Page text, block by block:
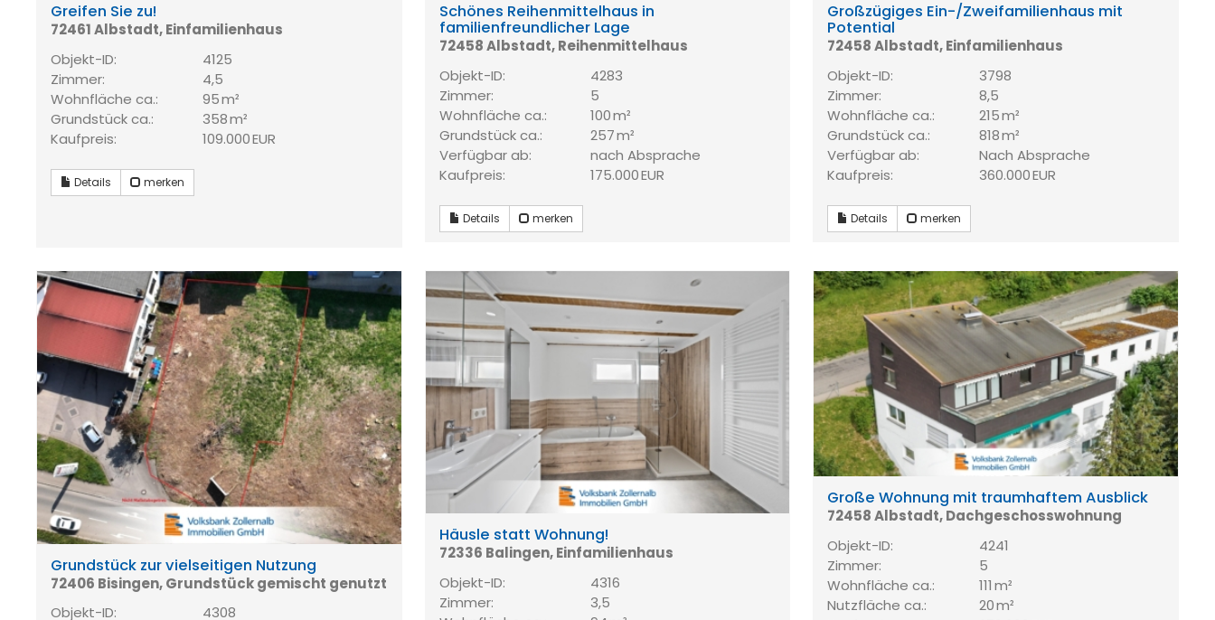
Greifen Sie zu!
72461 Albstadt, Einfamilienhaus
Objekt-ID:
4125
Zimmer:
4,5
Wohnfläche ca.:
95 m²
Grund­stück ca.:
358 m²
Kaufpreis:
109.000 EUR
Details merken
Schönes Reihenmittelhaus in
familienfreundlicher Lage
72458 Albstadt, Reihenmittelhaus
Objekt-ID:
4283
Zimmer:
5
Wohnfläche ca.:
100 m²
Grund­stück ca.:
257 m²
Verfügbar ab:
nach Absprache
Kaufpreis:
175.000 EUR
Details merken
Großzügiges Ein-/Zweifamilienhaus mit
Potential
72458 Albstadt, Einfamilienhaus
Objekt-ID:
3798
Zimmer:
8,5
Wohnfläche ca.:
215 m²
Grund­stück ca.:
818 m²
Verfügbar ab:
Nach Absprache
Kaufpreis:
360.000 EUR
Details merken
Grundstück zur vielseitigen Nutzung
72406 Bisingen, Grundstück gemischt genutzt
Objekt-ID:
4308
Häusle statt Wohnung!
72336 Balingen, Einfamilienhaus
Objekt-ID:
4316
Zimmer:
3,5
Große Wohnung mit traumhaftem Ausblick
72458 Albstadt, Dachgeschosswohnung
Objekt-ID:
4241
Zimmer:
5
Wohnfläche ca.:
111 m²
Nutzfläche ca.:
20 m²